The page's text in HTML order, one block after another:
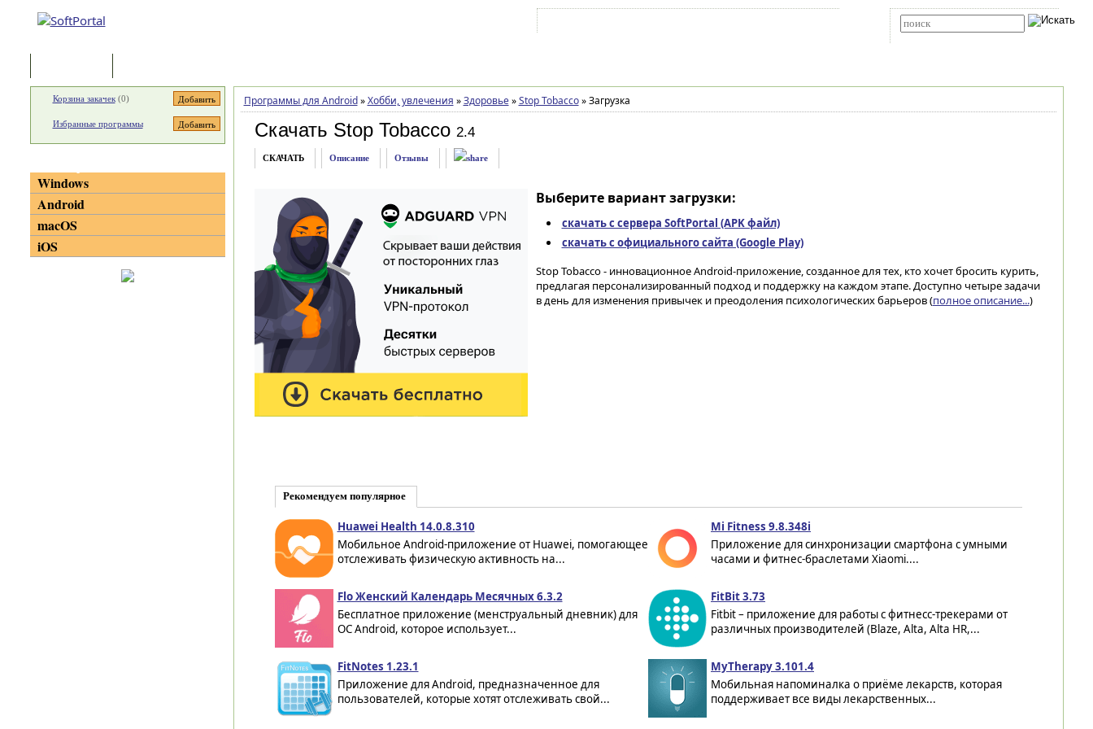
Программы для Android » Хобби, увлечения » Здоровье » Stop Tobacco »Загрузка
Скачать Stop Tobacco 2.4
СКАЧАТЬ Описание Отзывы
Выберите вариант загрузки:
скачать с сервера SoftPortal (APK файл)
скачать с официального сайта (Google Play)
Stop Tobacco - инновационное Android-приложение, созданное для тех, кто хочет бросить курить,
предлагая персонализированный подход и поддержку на каждом этапе. Доступно четыре задачи
в день для изменения привычек и преодоления психологических барьеров (полное описание...)
Рекомендуем популярное
Huawei Health 14.0.8.310
Мобильное Android-приложение от Huawei, помогающее
отслеживать физическую активность на...
Mi Fitness 9.8.348i
Приложение для синхронизации смартфона с умными
часами и фитнес-браслетами Xiaomi....
Flo Женский Календарь Месячных 6.3.2
Бесплатное приложение (менструальный дневник) для
ОС Android, которое использует...
FitBit 3.73
Fitbit – приложение для работы с фитнесс-трекерами от
различных производителей (Blaze, Alta, Alta HR,...
FitNotes 1.23.1
Приложение для Android, предназначенное для
пользователей, которые хотят отслеживать свой...
MyTherapy 3.101.4
Мобильная напоминалка о приёме лекарств, которая
поддерживает все виды лекарственных...
Корзина закачек(0)
Избранные программы
Windows
Android
macOS
iOS